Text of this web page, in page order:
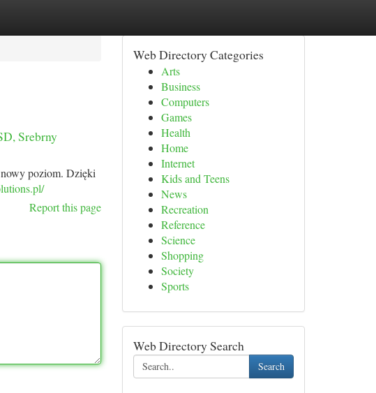
Srebrny
poziom. Dzięki
Report this page
Web Directory Categories
Arts
Business
Computers
Games
Health
Home
Internet
Kids and Teens
News
Recreation
Reference
Science
Shopping
Society
Sports
Web Directory Search
Search